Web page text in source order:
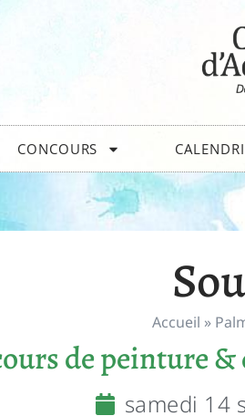
CONCOURS
Accueil »
de peinture
samedi 14